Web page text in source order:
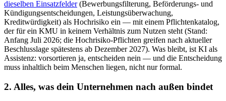
dieselben Einsatzfelder(Bewerbungsfilterung, Beförderungs- und
Kündigungsentscheidungen, Leistungsüberwachung,
Kreditwürdigkeit) als Hochrisiko ein — mit einem Pflichtenkatalog,
der für ein KMU in keinem Verhältnis zum Nutzen steht (Stand:
Anfang Juli 2026; die Hochrisiko-Pflichten greifen nach aktueller
Beschlusslage spätestens ab Dezember 2027). Was bleibt, ist KI als
Assistenz: vorsortieren ja, entscheiden nein — und die Entscheidung
muss inhaltlich beim Menschen liegen, nicht nur formal.
2. Alles, was dein Unternehmen nach außen bindet